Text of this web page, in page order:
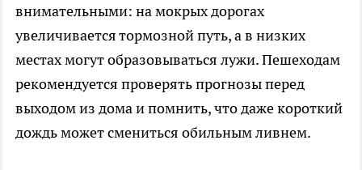
внимательными: на мокрых дорогах
увеличивается тормозной путь, а в низких
местах могут образовываться лужи. Пешеходам
рекомендуется проверять прогнозы перед
выходом из дома и помнить, что даже короткий
дождь может смениться обильным ливнем.